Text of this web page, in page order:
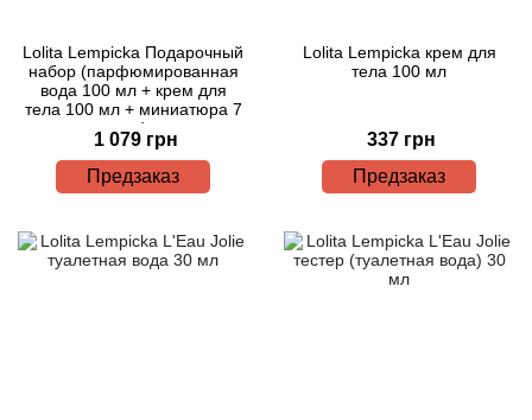
Lolita Lempicka Подарочный
набор (парфюмированная
вода 100 мл + крем для
тела 100 мл + миниатюра 7
мл)
1 079 грн
Предзаказ
Lolita Lempicka крем для
тела 100 мл
337 грн
Предзаказ